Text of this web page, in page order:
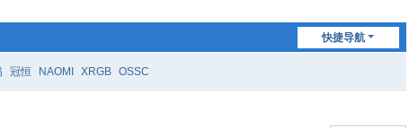
快捷导航
冠恒 NAOMI XRGB OSSC